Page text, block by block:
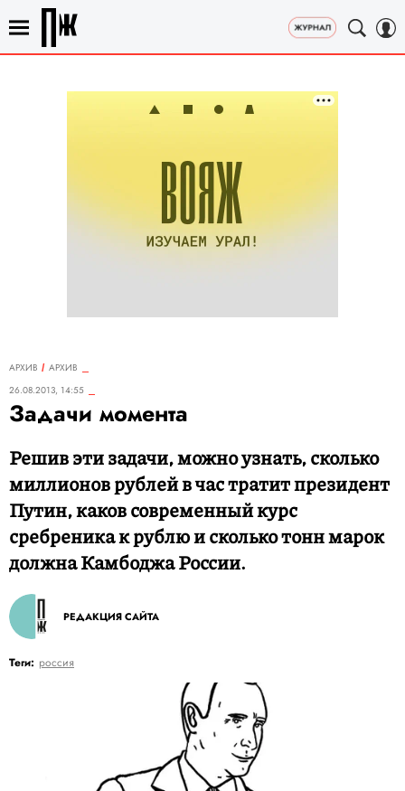
АРХИВ
АРХИВ
26.08.2013, 14:55
Задачи момента
Решив эти задачи, можно узнать, сколько
миллионов рублей в час тратит президент
Путин, каков современный курс
сребреника к рублю и сколько тонн марок
должна Камбоджа России.
РЕДАКЦИЯ САЙТА
Теги: россия